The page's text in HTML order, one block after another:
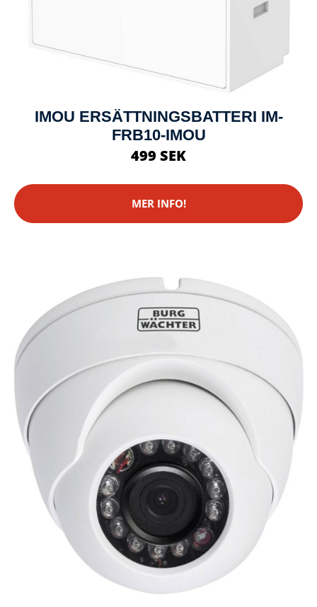
IMOU ERSÄTTNINGSBATTERI IM-
FRB10-IMOU
499 SEK
MER INFO!